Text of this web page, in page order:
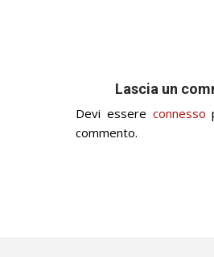
Lascia un
Devi essere connesso
commento.